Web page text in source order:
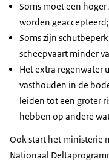
Soms moet een
worden geaccepteerd;
Soms zijn
scheepvaart minder
Het extra regenwater
vasthouden in de
leiden tot een groter
hebben op andere
Ook start het ministerie
Nationaal